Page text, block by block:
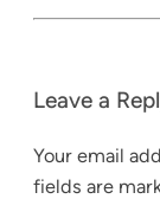
Leave a
Your email
fields are